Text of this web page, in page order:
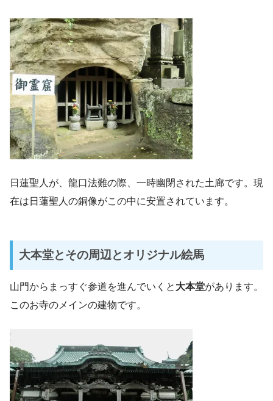
日蓮聖人が、龍口法難の際、一時幽閉された土廊です。現
在は日蓮聖人の銅像がこの中に安置されています。
大本堂とその周辺とオリジナル絵馬
山門からまっすぐ参道を進んでいくと 大本堂があります。
このお寺のメインの建物です。